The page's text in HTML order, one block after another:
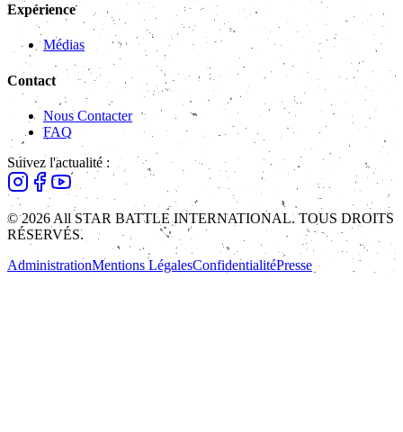
Expérience
Médias
Contact
Nous Contacter
FAQ
Suivez l'actualité :
© 2026 All STAR BATTLE INTERNATIONAL. TOUS DROITS
RÉSERVÉS.
AdministrationMentions LégalesConfidentialitéPresse